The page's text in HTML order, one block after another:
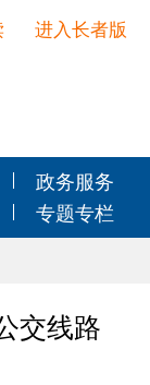
进入长者版
政务服务
专题专栏
交线路